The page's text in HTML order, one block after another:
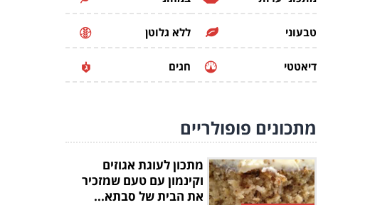
טבעוני ללא גלוטן
דיאטטי חגים
מתכונים פופולריים
מתכון לעוגת אגוזים
וקינמון עם טעם שמזכיר
את הבית של סבתא...